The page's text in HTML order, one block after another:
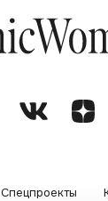
Спецпроекты